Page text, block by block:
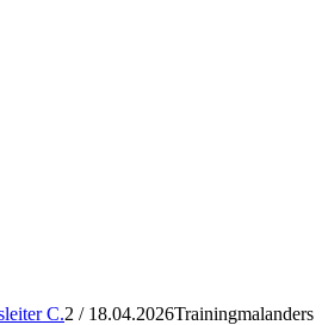
C.2 / 18.04.2026Trainingmalanders